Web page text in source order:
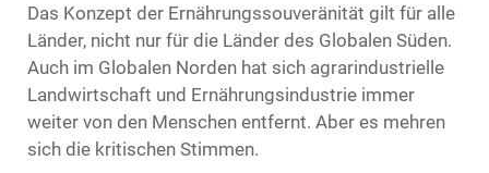
Das Konzept der Ernährungssouveränität gilt für alle
Länder, nicht nur für die Länder des Globalen Süden.
Auch im Globalen Norden hat sich agrarindustrielle
Landwirtschaft und Ernährungsindustrie immer
weiter von den Menschen entfernt. Aber es mehren
sich die kritischen Stimmen.